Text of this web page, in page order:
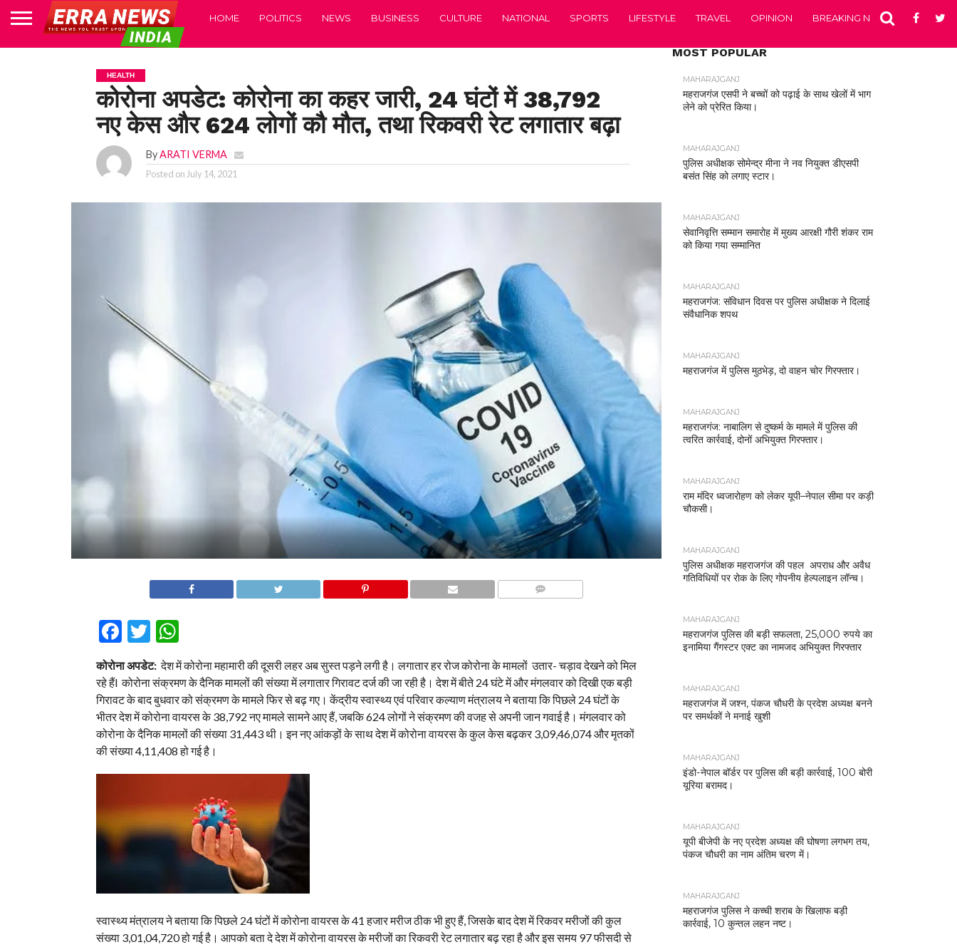
HOME POLITICS NEWS BUSINESS CULTURE NATIONAL SPORTS LIFESTYLE TRAVEL OPINION BREAKING NEWS
HEALTH
कोरोना अपडेट: कोरोना का कहर जारी, 24 घंटों में 38,792
नए केस और 624 लोगों कौ मौत, तथा रिकवरी रेट लगातार बढ़ा
ByARATI VERMA
Posted on July 14, 2021
Facebook
Twitter
WhatsApp
कोरोना अपडेट:देश में कोरोना महामारी की दूसरी लहर अब सुस्त पड़ने लगी है। लगातार हर रोज कोरोना के मामलों उतार- चड़ाव देखने को मिल
रहे हैंl कोरोना संक्रमण के दैनिक मामलों की संख्या में लगातार गिरावट दर्ज की जा रही है। देश में बीते 24 घंटे में और मंगलवार को दिखी एक बड़ी
गिरावट के बाद बुधवार को संक्रमण के मामले फिर से बढ़ गए। केंद्रीय स्वास्थ्य एवं परिवार कल्याण मंत्रालय ने बताया कि पिछले 24 घंटों के
भीतर देश में कोरोना वायरस के 38,792 नए मामले सामने आए हैं, जबकि 624 लोगों ने संक्रमण की वजह से अपनी जान गवाई है। मंगलवार को
कोरोना के दैनिक मामलों की संख्या 31,443 थी। इन नए आंकड़ों के साथ देश में कोरोना वायरस के कुल केस बढ़कर 3,09,46,074 और मृतकों
की संख्या 4,11,408 हो गई है।
स्वास्थ्य मंत्रालय ने बताया कि पिछले 24 घंटों में कोरोना वायरस के 41 हजार मरीज ठीक भी हुए हैं, जिसके बाद देश में रिकवर मरीजों की कुल
संख्या 3,01,04,720 हो गई है। आपको बता दे देश में कोरोना वायरस के मरीजों का रिकवरी रेट लगातार बढ़ रहा है और इस समय 97 फीसदी से
MOST POPULAR
MAHARAJGANJ
महराजगंज एसपी ने बच्चों को पढ़ाई के साथ खेलों में भाग
लेने को प्रेरित किया।
MAHARAJGANJ
पुलिस अधीक्षक सोमेन्द्र मीना ने नव नियुक्त डीएसपी
बसंत सिंह को लगाए स्टार।
MAHARAJGANJ
सेवानिवृत्ति सम्मान समारोह में मुख्य आरक्षी गौरी शंकर राम
को किया गया सम्मानित
MAHARAJGANJ
महराजगंज: संविधान दिवस पर पुलिस अधीक्षक ने दिलाई
संवैधानिक शपथ
MAHARAJGANJ
महराजगंज में पुलिस मुठभेड़, दो वाहन चोर गिरफ्तार।
MAHARAJGANJ
महराजगंज: नाबालिग से दुष्कर्म के मामले में पुलिस की
त्वरित कार्रवाई, दोनों अभियुक्त गिरफ्तार।
MAHARAJGANJ
राम मंदिर ध्वजारोहण को लेकर यूपी–नेपाल सीमा पर कड़ी
चौकसी।
MAHARAJGANJ
पुलिस अधीक्षक महराजगंज की पहल अपराध और अवैध
गतिविधियों पर रोक के लिए गोपनीय हेल्पलाइन लॉन्च।
MAHARAJGANJ
महराजगंज पुलिस की बड़ी सफलता, 25,000 रुपये का
इनामिया गैंगस्टर एक्ट का नामजद अभियुक्त गिरफ्तार
MAHARAJGANJ
महराजगंज में जश्न, पंकज चौधरी के प्रदेश अध्यक्ष बनने
पर समर्थकों ने मनाई खुशी
MAHARAJGANJ
इंडो-नेपाल बॉर्डर पर पुलिस की बड़ी कार्रवाई, 100 बोरी
यूरिया बरामद।
MAHARAJGANJ
यूपी बीजेपी के नए प्रदेश अध्यक्ष की घोषणा लगभग तय,
पंकज चौधरी का नाम अंतिम चरण में।
MAHARAJGANJ
महराजगंज पुलिस ने कच्ची शराब के खिलाफ बड़ी
कार्रवाई, 10 कुन्तल लहन नष्ट।